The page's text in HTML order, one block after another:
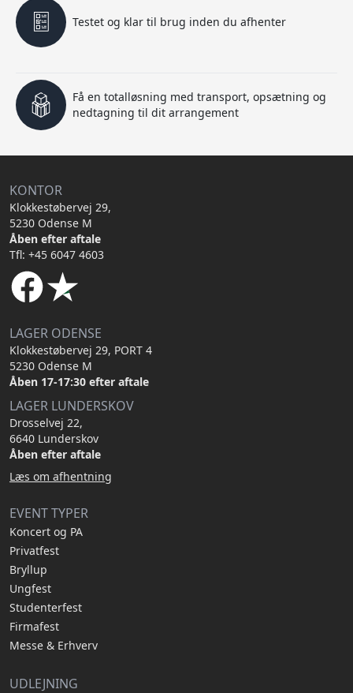
Testet og klar til brug inden du afhenter
Få en totalløsning med transport, opsætning og
nedtagning til dit arrangement
KONTOR
Klokkestøbervej 29,
5230 Odense M
Åben efter aftale
Tfl: +45 6047 4603
LAGER ODENSE
Klokkestøbervej 29, PORT 4
5230 Odense M
Åben 17-17:30 efter aftale
LAGER LUNDERSKOV
Drosselvej 22,
6640 Lunderskov
Åben efter aftale
Læs om afhentning
EVENT TYPER
Koncert og PA
Privatfest
Bryllup
Ungfest
Studenterfest
Firmafest
Messe & Erhverv
UDLEJNING